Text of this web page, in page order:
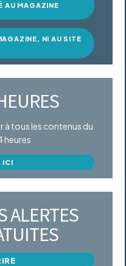
AU MAGAZINE
NI AU SITE
à tous les contenus du
heures
ICI
ALERTES